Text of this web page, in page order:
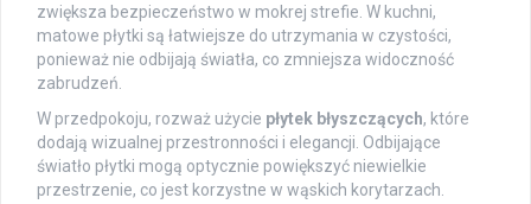
zwiększa bezpieczeństwo w mokrej strefie. W kuchni,
matowe płytki są łatwiejsze do utrzymania w czystości,
ponieważ nie odbijają światła, co zmniejsza widoczność
zabrudzeń.
W przedpokoju, rozważ użycie płytek błyszczących, które
dodają wizualnej przestronności i elegancji. Odbijające
światło płytki mogą optycznie powiększyć niewielkie
przestrzenie, co jest korzystne w wąskich korytarzach.